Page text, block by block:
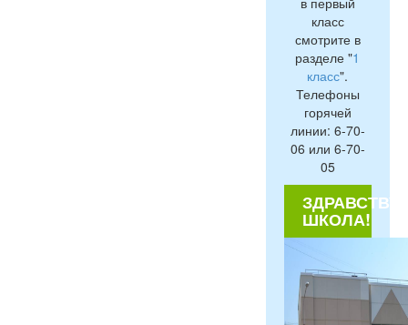
класс
смотрите в
разделе "1
класс".
Телефоны
горячей
линии: 6-70-
06 или 6-70-
05
ШКОЛА!